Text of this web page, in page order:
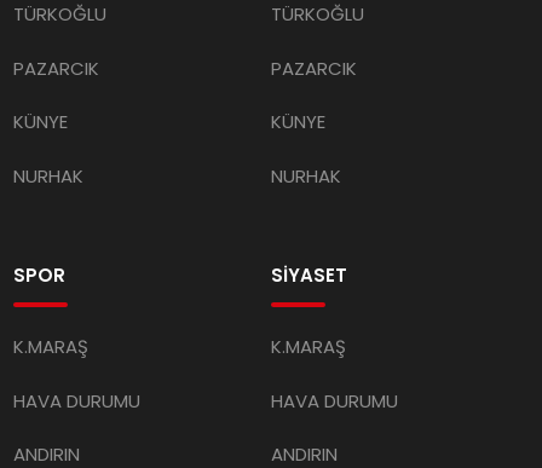
TÜRKOĞLU
PAZARCIK
KÜNYE
NURHAK
TÜRKOĞLU
PAZARCIK
KÜNYE
NURHAK
SPOR
K.MARAŞ
HAVA DURUMU
ANDIRIN
SİYASET
K.MARAŞ
HAVA DURUMU
ANDIRIN